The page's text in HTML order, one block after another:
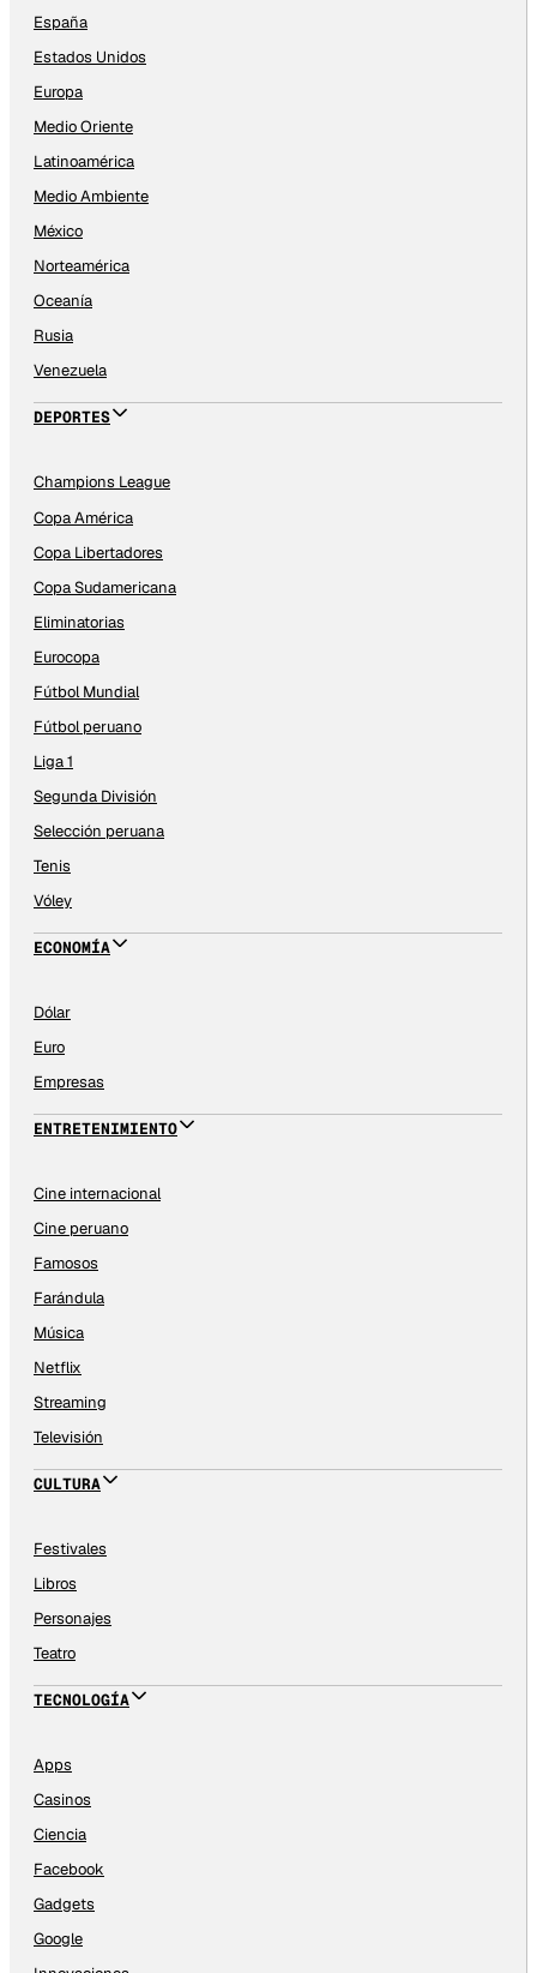
España
Estados Unidos
Europa
Medio Oriente
Latinoamérica
Medio Ambiente
México
Norteamérica
Oceanía
Rusia
Venezuela
DEPORTES
Champions League
Copa América
Copa Libertadores
Copa Sudamericana
Eliminatorias
Eurocopa
Fútbol Mundial
Fútbol peruano
Liga 1
Segunda División
Selección peruana
Tenis
Vóley
ECONOMÍA
Dólar
Euro
Empresas
ENTRETENIMIENTO
Cine internacional
Cine peruano
Famosos
Farándula
Música
Netflix
Streaming
Televisión
CULTURA
Festivales
Libros
Personajes
Teatro
TECNOLOGÍA
Apps
Casinos
Ciencia
Facebook
Gadgets
Google